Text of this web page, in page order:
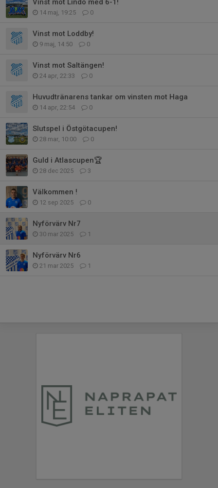
Vinst mot Lindö med 6-1!
14 maj, 19:25 0
Vinst mot Loddby!
9 maj, 14:50 0
Vinst mot Saltängen!
24 apr, 22:33 0
Huvudtränarens tankar om vinsten mot Haga
14 apr, 22:54 0
Slutspel i Östgötacupen!
28 mar, 10:00 0
Guld i Atlascupen🏆
28 dec 2025 3
Välkommen !
12 sep 2025 0
Nyförvärv Nr7
30 mar 2025 1
Nyförvärv Nr6
21 mar 2025 1